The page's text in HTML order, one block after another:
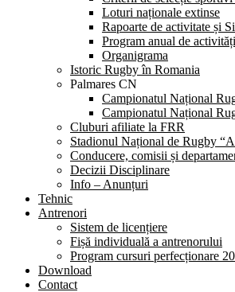
Loturi naționale extinse
Rapoarte de activitate și
Program anual de activități
Organigrama
Istoric Rugby în Romania
Palmares CN
Campionatul Național
Campionatul Național
Cluburi afiliate la FRR
Stadionul Național de Rugby
Conducere, comisii și
Decizii Disciplinare
Info – Anunțuri
Tehnic
Antrenori
Sistem de licențiere
Fișă individuală a antrenorului
Program cursuri perfecționare
Download
Contact